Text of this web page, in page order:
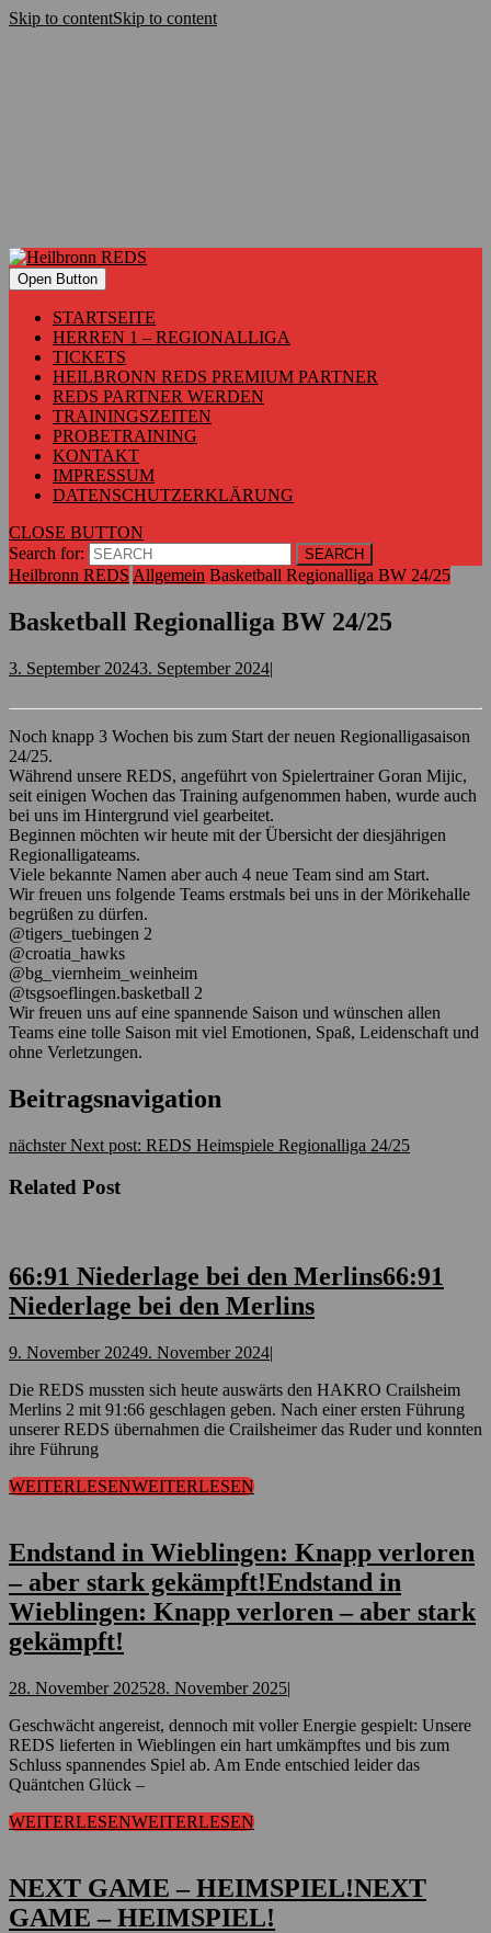
Skip to contentSkip to content
Open Button
STARTSEITE
HERREN 1 – REGIONALLIGA
TICKETS
HEILBRONN REDS PREMIUM PARTNER
REDS PARTNER WERDEN
TRAININGSZEITEN
PROBETRAINING
KONTAKT
IMPRESSUM
DATENSCHUTZERKLÄRUNG
CLOSE BUTTON
Search for:
Heilbronn REDS Allgemein Basketball Regionalliga BW 24/25
Basketball Regionalliga BW 24/25
3. September 20243. September 2024|
Noch knapp 3 Wochen bis zum Start der neuen Regionalligasaison
24/25.
Während unsere REDS, angeführt von Spielertrainer Goran Mijic,
seit einigen Wochen das Training aufgenommen haben, wurde auch
bei uns im Hintergrund viel gearbeitet.
Beginnen möchten wir heute mit der Übersicht der diesjährigen
Regionalligateams.
Viele bekannte Namen aber auch 4 neue Team sind am Start.
Wir freuen uns folgende Teams erstmals bei uns in der Mörikehalle
begrüßen zu dürfen.
@tigers_tuebingen 2
@croatia_hawks
@bg_viernheim_weinheim
@tsgsoeflingen.basketball 2
Wir freuen uns auf eine spannende Saison und wünschen allen
Teams eine tolle Saison mit viel Emotionen, Spaß, Leidenschaft und
ohne Verletzungen.
Beitragsnavigation
nächster Next post: REDS Heimspiele Regionalliga 24/25
Related Post
66:91 Niederlage bei den Merlins66:91
Niederlage bei den Merlins
9. November 20249. November 2024|
Die REDS mussten sich heute auswärts den HAKRO Crailsheim
Merlins 2 mit 91:66 geschlagen geben. Nach einer ersten Führung
unserer REDS übernahmen die Crailsheimer das Ruder und konnten
ihre Führung
WEITERLESENWEITERLESEN
Endstand in Wieblingen: Knapp verloren
– aber stark gekämpft!Endstand in
Wieblingen: Knapp verloren – aber stark
gekämpft!
28. November 202528. November 2025|
Geschwächt angereist, dennoch mit voller Energie gespielt: Unsere
REDS lieferten in Wieblingen ein hart umkämpftes und bis zum
Schluss spannendes Spiel ab. Am Ende entschied leider das
Quäntchen Glück –
WEITERLESENWEITERLESEN
NEXT GAME – HEIMSPIEL!NEXT
GAME – HEIMSPIEL!